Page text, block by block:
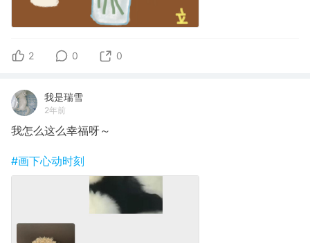
2 0 0
我是瑞雪
2年前
我怎么这么幸福呀～
#画下心动时刻